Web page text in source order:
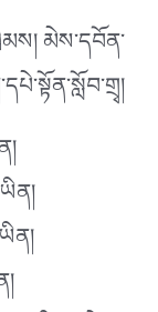
མེས་དབོན་